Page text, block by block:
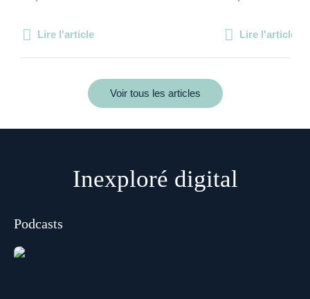
Lire l'article Lire l'article
Voir tous les articles
Inexploré digital
Podcasts